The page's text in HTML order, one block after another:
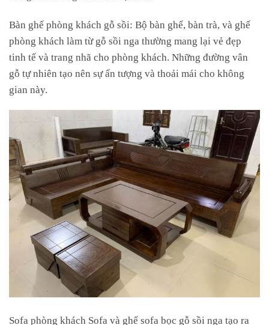
Bàn ghế phòng khách gỗ sồi: Bộ bàn ghế, bàn trà, và ghế
phòng khách làm từ gỗ sồi nga thường mang lại vẻ đẹp
tinh tế và trang nhã cho phòng khách. Những đường vân
gỗ tự nhiên tạo nên sự ấn tượng và thoải mái cho không
gian này.
Sofa phòng khách Sofa và ghế sofa bọc gỗ sồi nga tạo ra